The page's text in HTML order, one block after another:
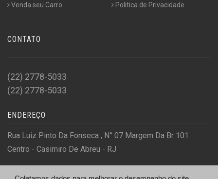
Venda seu Carro Politica de Privacidade
CONTATO
(22) 2778-5033
(22) 2778-5033
ENDEREÇO
Rua Luiz Pinto Da Fonseca , N° 07 Margem Da Br 101
Centro - Casimiro De Abreu - RJ